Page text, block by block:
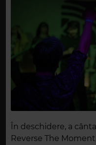
În deschidere, a
Reverse The